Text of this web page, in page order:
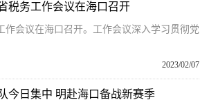
税务工作会议在海口召开
作会议在海口召开。工作会议深入学习贯彻党
2023/02/07
今日集中 明赴海口备战新赛季